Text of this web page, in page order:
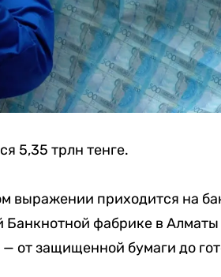
5,35 трлн тенге.
выражении приходится на
Банкнотной фабрике в Алматы
от защищенной бумаги до